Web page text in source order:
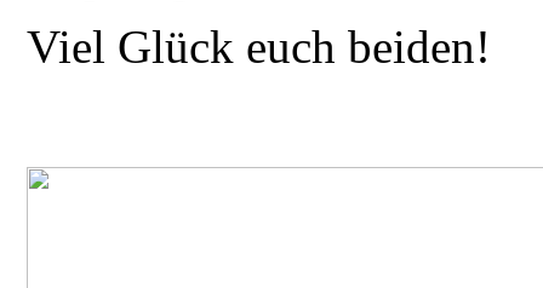
Viel Glück euch beiden!